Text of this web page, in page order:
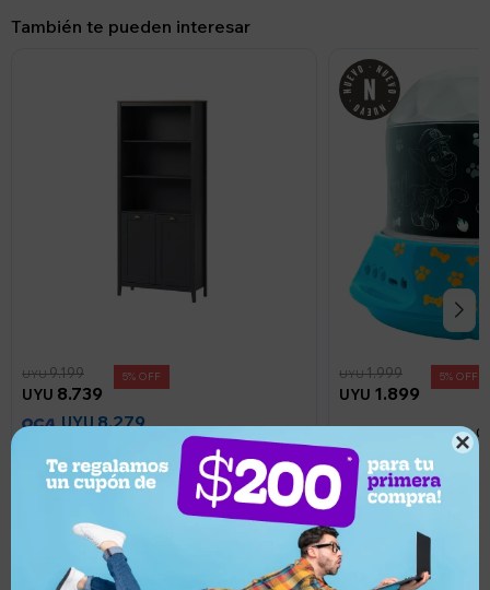

También te pueden interesar
UYU 8.739
UYU9.199 5
UYU8.279
Aparador Lumax 3 Estantes 2 Puertas
gris oscura roble
Llega hoy
UYU 1.899
UYU1.999 5
Veladora Lexibook
Paw Patrol
Llega hoy